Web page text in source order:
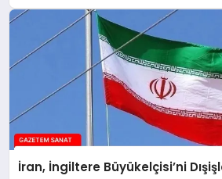
İran, İngiltere Büyükelçisi’ni